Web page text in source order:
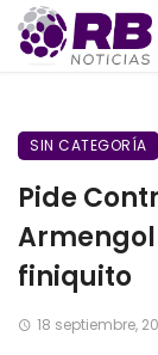
SIN CATEGORÍA
Pide
finiquito
18 septiembre,